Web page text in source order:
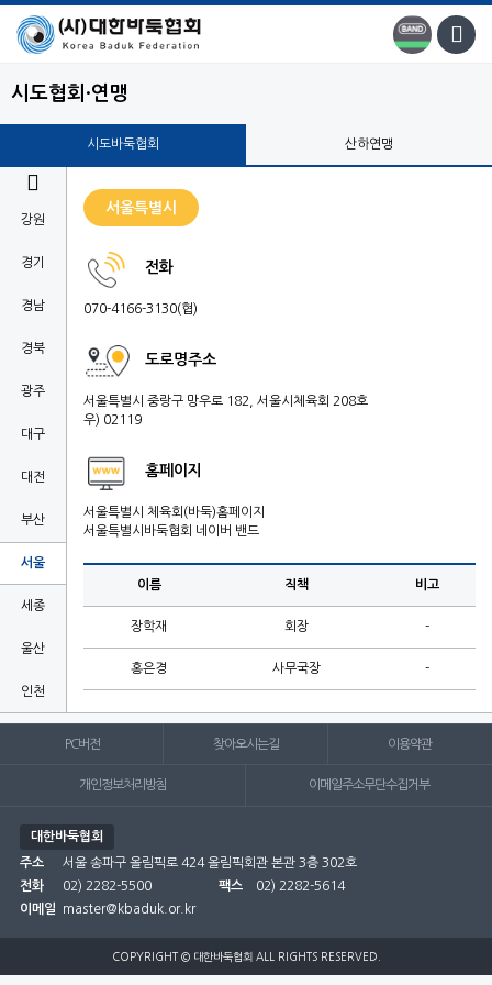
시도협회·연맹
시도바둑협회 산하연맹

강원
경기
경남
경북
광주
대구
대전
부산
서울
세종
울산
인천
충남
충북

서울특별시
전화
070-4166-3130(협)
도로명주소
서울특별시 중랑구 망우로 182, 서울시체육회 208호
우) 02119
홈페이지
서울특별시 체육회(바둑)홈페이지
서울특별시바둑협회 네이버 밴드
이름 직책 비고
장학재 회장 -
홍은경 사무국장 -
PC버전 찾아오시는길 이용약관
개인정보처리방침 이메일주소무단수집거부
대한바둑협회
주소
서울 송파구 올림픽로 424 올림픽회관 본관 3층 302호
전화
02) 2282-5500 팩스
02) 2282-5614
이메일
master@kbaduk.or.kr
COPYRIGHT © 대한바둑협회 ALL RIGHTS RESERVED.